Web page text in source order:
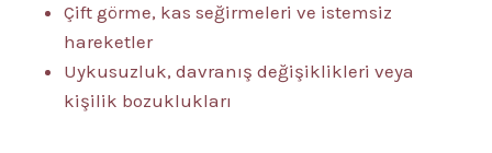
Çift görme, kas seğirmeleri ve istemsiz
hareketler
Uykusuzluk, davranış değişiklikleri veya
kişilik bozuklukları